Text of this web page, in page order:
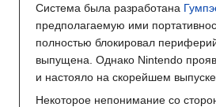
Система была разработана
предполагаемую ими
полностью блокировал
выпущена. Однако Nintendo
и настояло на скорейшем
Некоторое непонимание со